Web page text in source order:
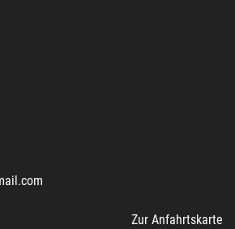
Zur Anfahrtskarte